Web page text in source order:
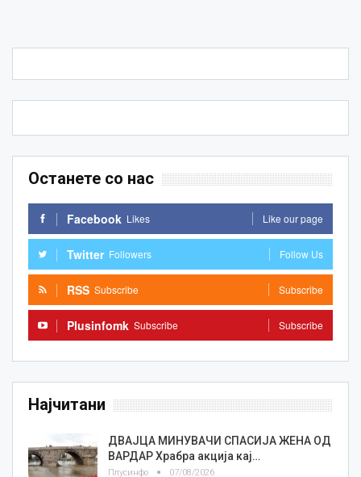
Останете со нас
Facebook Likes Like our page
Twitter Followers Follow Us
RSS Subscribe Subscribe
Plusinfomk Subscribe Subscribe
Најчитани
ДВАЈЦА МИНУВАЧИ СПАСИЈА ЖЕНА ОД
ВАРДАР Храбра акција кај…
Плусинфо 07/08/2026